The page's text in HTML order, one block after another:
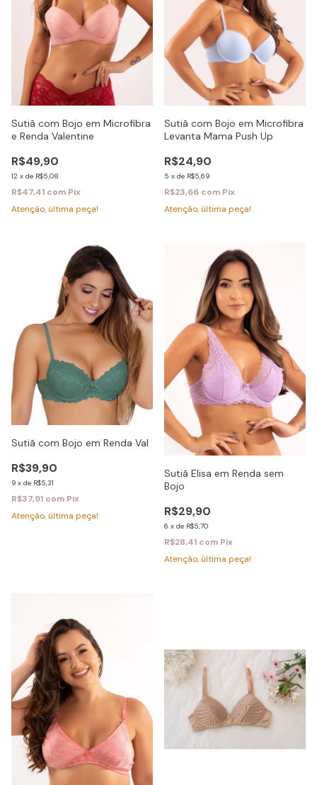
Sutiã com Bojo em Microfibra
e Renda Valentine
R$49,90
12 x de R$5,08
R$47,41 com Pix
Atenção, última peça!
Sutiã com Bojo em Microfibra
Levanta Mama Push Up
R$24,90
5 x de R$5,69
R$23,66 com Pix
Atenção, última peça!
Sutiã com Bojo em Renda Val
R$39,90
9 x de R$5,31
R$37,91 com Pix
Atenção, última peça!
Sutiã Elisa em Renda sem
Bojo
R$29,90
6 x de R$5,70
R$28,41 com Pix
Atenção, última peça!